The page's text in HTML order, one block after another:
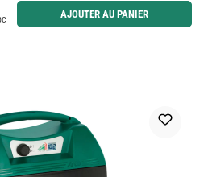
ou utilisez les boutons pour augmenter ou
AJOUTER AU PANIER